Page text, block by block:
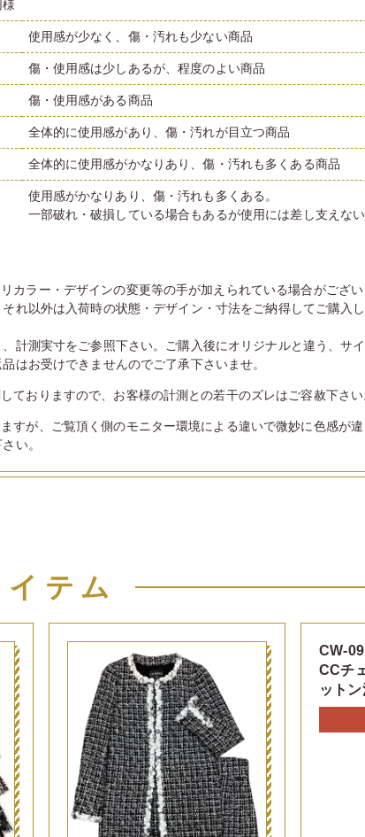
使用感が少なく、傷・汚れも少ない商品
傷・使用感は少しあるが、程度のよい商品
傷・使用感がある商品
全体的に使用感があり、傷・汚れが目立つ商品
全体的に使用感がかなりあり、傷・汚れも多くある商品
使用感がかなりあり、傷・汚れも多くある。
一部破れ・破損している場合もあるが使用には差し支えな
カラー・デザインの変更等の手が加えられている場合がござ
れ以外は入荷時の状態・デザイン・寸法をご納得してご購入
計測実寸をご参照下さい。ご購入後にオリジナルと違う、サ
はお受けできませんのでご了承下さいませ。
ておりますので、お客様の計測との若干のズレはご容赦下さい
すが、ご覧頂く側のモニター環境による違いで微妙に色感が
い。
テム
CW-
CCチ
ット